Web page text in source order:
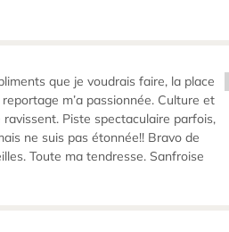
que je voudrais faire, la place
m’a passionnée. Culture et
Piste spectaculaire parfois,
ne suis pas étonnée!! Bravo de
Toute ma tendresse. Sanfroise